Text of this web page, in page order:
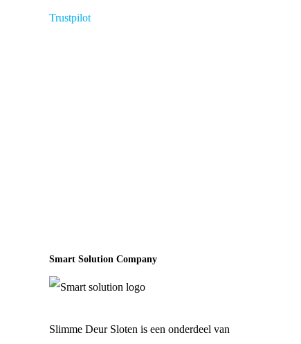
Trustpilot
Smart Solution Company
Slimme Deur Sloten is een onderdeel van